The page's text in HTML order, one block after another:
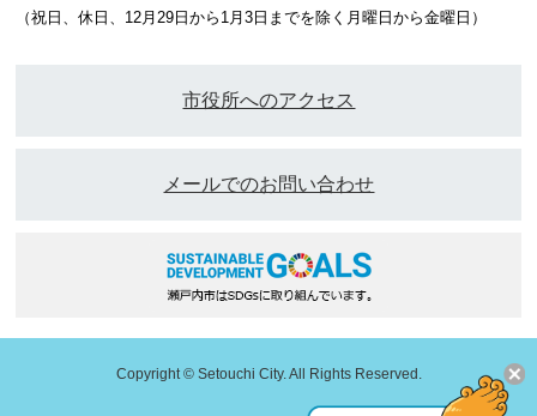
（祝日、休日、12月29日から1月3日までを除く月曜日から金曜日）
市役所へのアクセス
メールでのお問い合わせ
Copyright © Setouchi City. All Rights Reserved.